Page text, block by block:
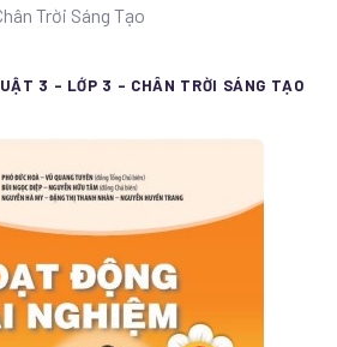
Trời Sáng Tạo
3 - LỚP 3 - CHÂN TRỜI SÁNG TẠO